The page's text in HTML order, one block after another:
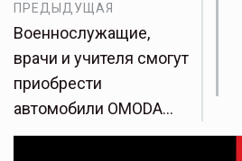
ПРЕДЫДУЩАЯ
Военнослужащие,
врачи и учителя смогут
приобрести
автомобили OMODA…